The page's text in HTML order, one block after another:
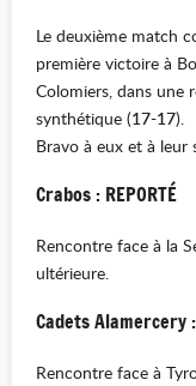
Le deuxième match
première victoire à
Colomiers, dans une
synthétique (17-17).
Bravo à eux et à
Crabos : REPORTÉ
Rencontre face à la
ultérieure.
Cadets Alamercery
Rencontre face à